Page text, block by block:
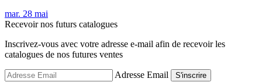
mar. 28 mai
Recevoir nos futurs catalogues
Inscrivez-vous avec votre adresse e-mail afin de recevoir les
catalogues de nos futures ventes
Adresse Email S'inscrire